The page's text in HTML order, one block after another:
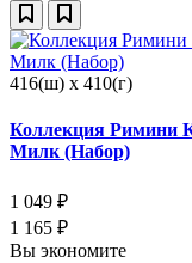
416(ш) x 410(г)
Коллекция Римини
Милк (Набор)
1 049 ₽
1 165 ₽
Вы экономите